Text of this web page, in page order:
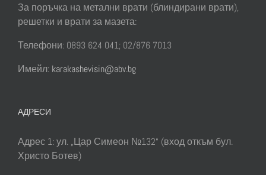
За поръчка на метални врати (блиндирани врати),
решетки и врати за мазета:
Телефони: 0893 624 041; 02/876 7013
Имейл: karakashevisin@abv.bg
АДРЕСИ
Адрес 1: ул. „Цар Симеон №132“ (вход откъм бул.
Христо Ботев)